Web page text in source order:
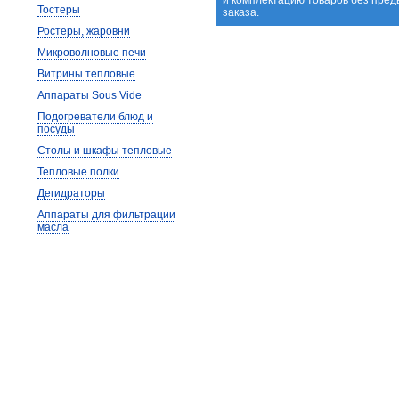
заказа.
Тостеры
Ростеры, жаровни
Микроволновые печи
Витрины тепловые
Аппараты Sous Vide
Подогреватели блюд и
посуды
Столы и шкафы тепловые
Тепловые полки
Дегидраторы
Аппараты для фильтрации
масла